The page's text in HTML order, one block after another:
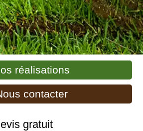
réalisations
contacter
gratuit